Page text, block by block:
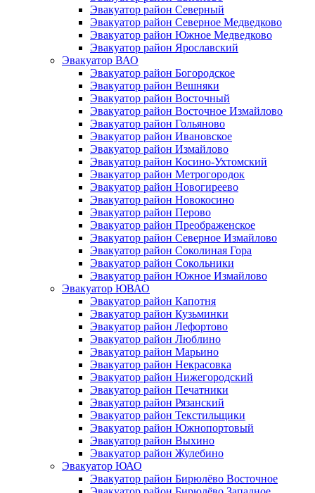
Эвакуатор район Северный
Эвакуатор район Северное Медведково
Эвакуатор район Южное Медведково
Эвакуатор район Ярославский
Эвакуатор ВАО
Эвакуатор район Богородское
Эвакуатор район Вешняки
Эвакуатор район Восточный
Эвакуатор район Восточное Измайлово
Эвакуатор район Гольяново
Эвакуатор район Ивановское
Эвакуатор район Измайлово
Эвакуатор район Косино-Ухтомский
Эвакуатор район Метрогородок
Эвакуатор район Новогиреево
Эвакуатор район Новокосино
Эвакуатор район Перово
Эвакуатор район Преображенское
Эвакуатор район Северное Измайлово
Эвакуатор район Соколиная Гора
Эвакуатор район Сокольники
Эвакуатор район Южное Измайлово
Эвакуатор ЮВАО
Эвакуатор район Капотня
Эвакуатор район Кузьминки
Эвакуатор район Лефортово
Эвакуатор район Люблино
Эвакуатор район Марьино
Эвакуатор район Некрасовка
Эвакуатор район Нижегородский
Эвакуатор район Печатники
Эвакуатор район Рязанский
Эвакуатор район Текстильщики
Эвакуатор район Южнопортовый
Эвакуатор район Выхино
Эвакуатор район Жулебино
Эвакуатор ЮАО
Эвакуатор район Бирюлёво Восточное